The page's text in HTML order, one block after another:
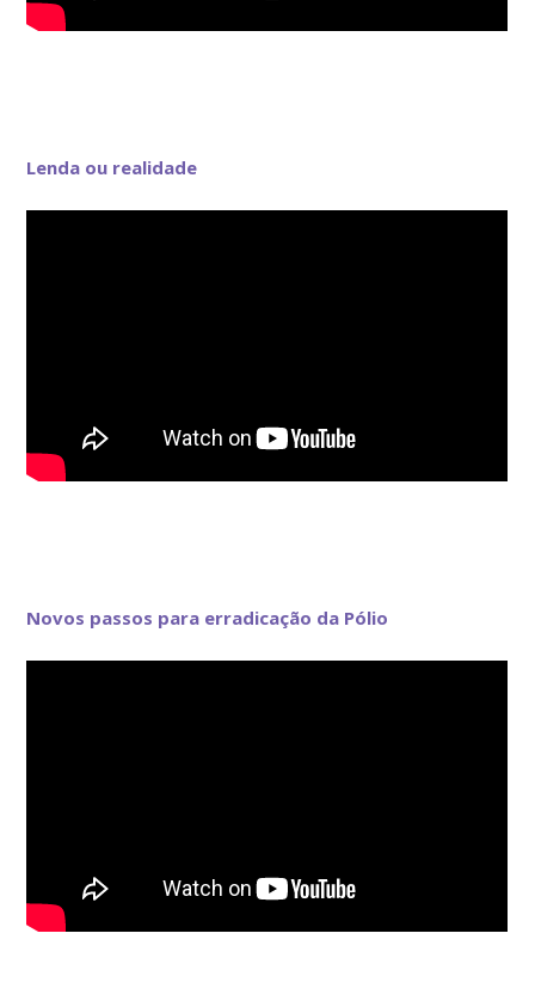
Lenda ou realidade
Novos passos para erradicação da Pólio